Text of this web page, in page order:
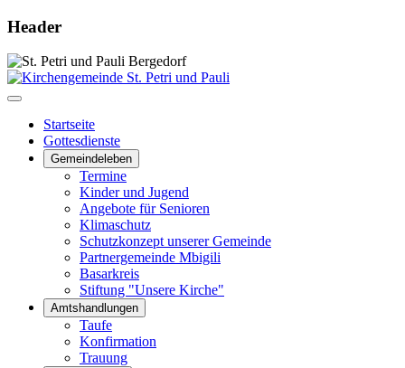
Header
Startseite
Gottesdienste
Gemeindeleben
Termine
Kinder und Jugend
Angebote für Senioren
Klimaschutz
Schutzkonzept unserer Gemeinde
Partnergemeinde Mbigili
Basarkreis
Stiftung "Unsere Kirche"
Amtshandlungen
Taufe
Konfirmation
Trauung